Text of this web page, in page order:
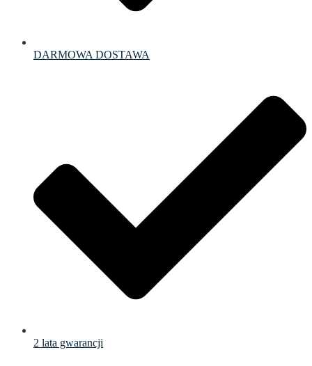
DARMOWA DOSTAWA
2 lata gwarancji